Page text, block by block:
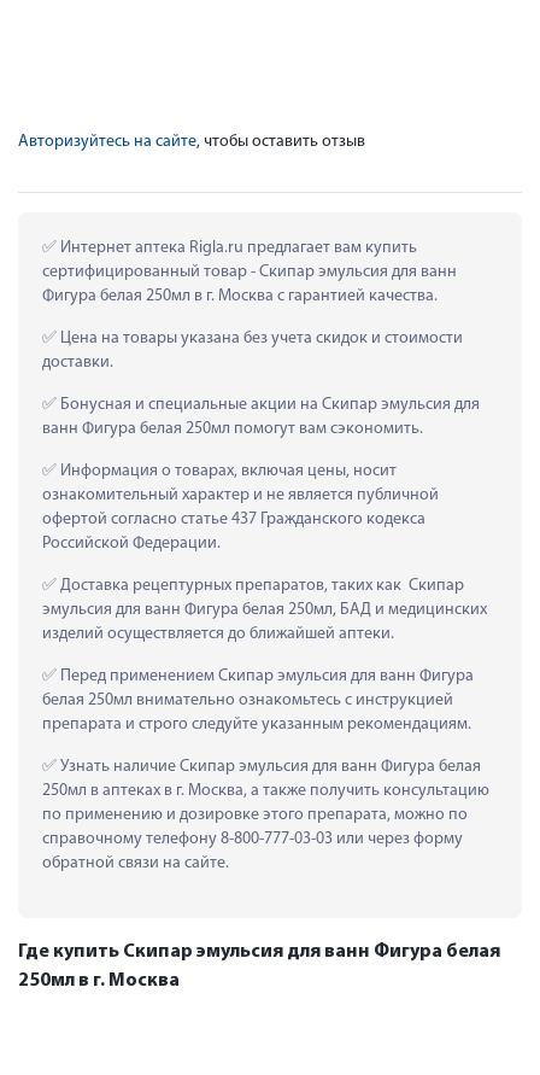
Авторизуйтесь на сайте, чтобы оставить отзыв
Интернет аптека Rigla.ru предлагает вам купить
сертифицированный товар - Скипар эмульсия для ванн
Фигура белая 250мл в г. Москва с гарантией качества.
Цена на товары указана без учета скидок и стоимости
доставки.
Бонусная и специальные акции на Скипар эмульсия для
ванн Фигура белая 250мл помогут вам сэкономить.
Информация о товарах, включая цены, носит
ознакомительный характер и не является публичной
офертой согласно статье 437 Гражданского кодекса
Российской Федерации.
Доставка рецептурных препаратов, таких как  Скипар
эмульсия для ванн Фигура белая 250мл, БАД и медицинских
изделий осуществляется до ближайшей аптеки.
Перед применением Скипар эмульсия для ванн Фигура
белая 250мл внимательно ознакомьтесь с инструкцией
препарата и строго следуйте указанным рекомендациям.
Узнать наличие Скипар эмульсия для ванн Фигура белая
250мл в аптеках в г. Москва, а также получить консультацию
по применению и дозировке этого препарата, можно по
справочному телефону 8-800-777-03-03 или через форму
обратной связи на сайте.
Где купить Скипар эмульсия для ванн Фигура белая
250мл в г. Москва